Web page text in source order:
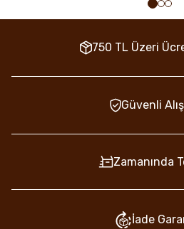
750 TL Üzeri
Güvenli
Zamanında
İade